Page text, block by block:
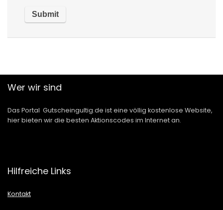
Wer wir sind
Das Portal Gutscheingultig.de ist eine völlig kostenlose Website,
hier bieten wir die besten Aktionscodes im Internet an.
Hilfreiche Links
Kontakt